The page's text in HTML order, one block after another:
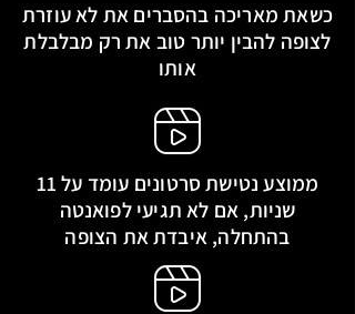
כשאת מאריכה בהסברים את לא עוזרת
לצופה להבין יותר טוב את רק מבלבלת
אותו
ממוצע נטישת סרטונים עומד על 11
שניות, אם לא תגיעי לפואנטה
בהתחלה, איבדת את הצופה